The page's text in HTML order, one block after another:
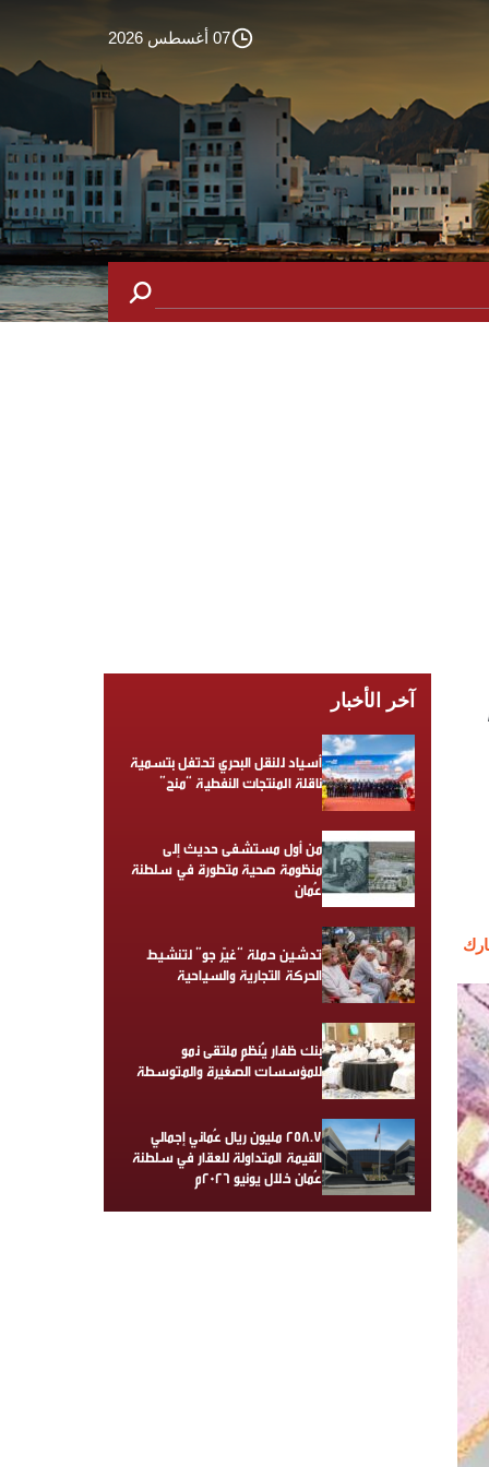
07 أغسطس 2026
آخر الأخبار
أسياد للنقل البحري تحتفل بتسمية
ناقلة المنتجات النفطية “منح”
من أول مستشفى حديث إلى
منظومة صحية متطورة في سلطنة
عُمان
تدشين حملة “غيّر جو” لتنشيط
الحركة التجارية والسياحية
بنك ظفار يُنظم ملتقى نمو
للمؤسسات الصغيرة والمتوسطة
258.7 مليون ريال عُماني إجمالي
القيمة المتداولة للعقار في سلطنة
عُمان خلال يونيو 2026م